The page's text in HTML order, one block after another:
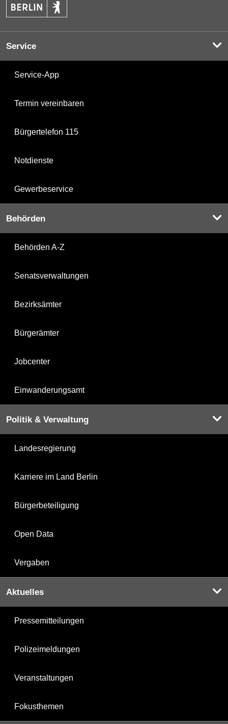
Service
Service-App
Termin vereinbaren
Bürgertelefon 115
Notdienste
Gewerbeservice
Behörden
Behörden A-Z
Senatsverwaltungen
Bezirksämter
Bürgerämter
Jobcenter
Einwanderungsamt
Politik & Verwaltung
Landesregierung
Karriere im Land Berlin
Bürgerbeteiligung
Open Data
Vergaben
Aktuelles
Pressemitteilungen
Polizeimeldungen
Veranstaltungen
Fokusthemen